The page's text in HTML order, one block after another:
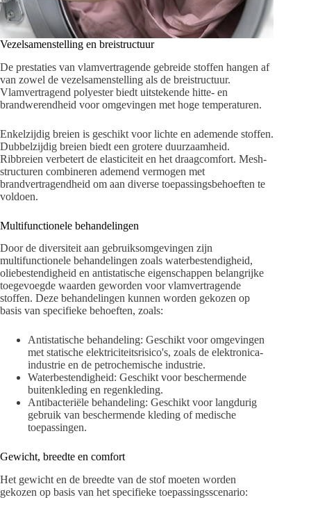
Vezelsamenstelling en breistructuur
De prestaties van vlamvertragende gebreide stoffen hangen af ​​
van zowel de vezelsamenstelling als de breistructuur.
Vlamvertragend polyester biedt uitstekende hitte- en
brandwerendheid voor omgevingen met hoge temperaturen.
Enkelzijdig breien is geschikt voor lichte en ademende stoffen.
Dubbelzijdig breien biedt een grotere duurzaamheid.
Ribbreien verbetert de elasticiteit en het draagcomfort. Mesh-
structuren combineren ademend vermogen met
brandvertragendheid om aan diverse toepassingsbehoeften te
voldoen.
Multifunctionele behandelingen
Door de diversiteit aan gebruiksomgevingen zijn
multifunctionele behandelingen zoals waterbestendigheid,
oliebestendigheid en antistatische eigenschappen belangrijke
toegevoegde waarden geworden voor vlamvertragende
stoffen. Deze behandelingen kunnen worden gekozen op
basis van specifieke behoeften, zoals:
Antistatische behandeling: Geschikt voor omgevingen
met statische elektriciteitsrisico's, zoals de elektronica-
industrie en de petrochemische industrie.
Waterbestendigheid: Geschikt voor beschermende
buitenkleding en regenkleding.
Antibacteriële behandeling: Geschikt voor langdurig
gebruik van beschermende kleding of medische
toepassingen.
Gewicht, breedte en comfort
Het gewicht en de breedte van de stof moeten worden
gekozen op basis van het specifieke toepassingsscenario: